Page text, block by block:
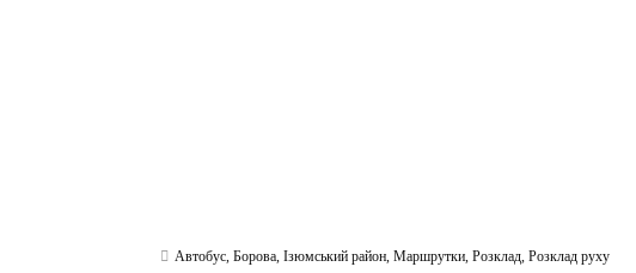
Автобус,Борова,Ізюмський район,Маршрутки,Розклад,Розклад руху